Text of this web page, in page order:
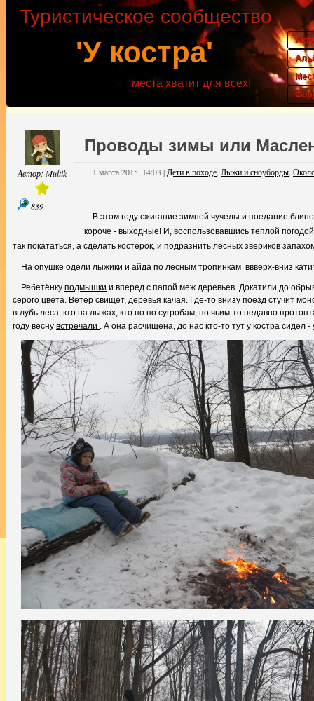
'У костра'
Туристическое сообщество
места хватит для всех!
Автор: Multik
839
Проводы зимы или
1 марта 2015, 14:03 | Дети в походе Лыжи и сноуборды
В этом году сжигание зимней чучелы и поедание
короче - выходные! И, воспользовавшись теплой
так покататься, а сделать костерок, и подразнить лесных звериков
На опушке одели лыжики и айда по лесным тропинкам ввверх-вниз
Ребетёнку подмышки и вперед с папой меж деревьев. Докатили до
серого цвета. Ветер свищет, деревья качая. Где-то внизу поезд стучит
вглубь леса, кто на лыжах, кто по по сугробам, по чьим-то недавно
году весну встречали . А она расчищена, до нас кто-то тут у костра сидел -